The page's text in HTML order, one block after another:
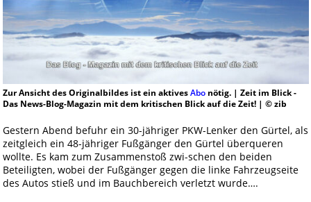
Zur Ansicht des Originalbildes ist ein aktivesAbonötig. | Zeit im Blick -
Das News-Blog-Magazin mit dem kritischen Blick auf die Zeit! | © zib
Gestern Abend befuhr ein 30-jähriger PKW-Lenker den Gürtel, als
zeitgleich ein 48-jähriger Fußgänger den Gürtel überqueren
wollte. Es kam zum Zusammenstoß zwi-schen den beiden
Beteiligten, wobei der Fußgänger gegen die linke Fahrzeugseite
des Autos stieß und im Bauchbereich verletzt wurde….